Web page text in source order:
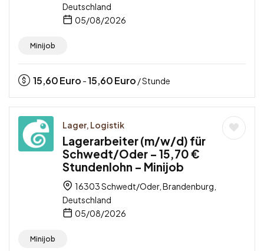
Deutschland
05/08/2026
Minijob
15,60Euro -15,60Euro / Stunde
Lager, Logistik
Lagerarbeiter (m/w/d) für
Schwedt/Oder – 15,70 €
Stundenlohn – Minijob
16303 Schwedt/Oder, Brandenburg,
Deutschland
05/08/2026
Minijob